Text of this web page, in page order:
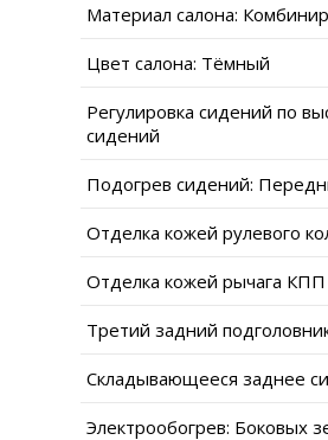
Материал салона:
Цвет салона: Тёмный
Регулировка сидений по
сидений
Подогрев сидений:
Отделка кожей рулевого
Отделка кожей рычага КПП
Третий задний
Складывающееся заднее
Электрообогрев: Боковых